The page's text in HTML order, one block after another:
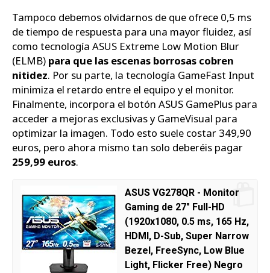
Tampoco debemos olvidarnos de que ofrece 0,5 ms
de tiempo de respuesta para una mayor fluidez, así
como tecnología ASUS Extreme Low Motion Blur
(ELMB) para que las escenas borrosas cobren
nitidez. Por su parte, la tecnología GameFast Input
minimiza el retardo entre el equipo y el monitor.
Finalmente, incorpora el botón ASUS GamePlus para
acceder a mejoras exclusivas y GameVisual para
optimizar la imagen. Todo esto suele costar 349,90
euros, pero ahora mismo tan solo deberéis pagar
259,99 euros.
ASUS VG278QR - Monitor
Gaming de 27" Full-HD
(1920x1080, 0.5 ms, 165 Hz,
HDMI, D-Sub, Super Narrow
Bezel, FreeSync, Low Blue
Light, Flicker Free) Negro